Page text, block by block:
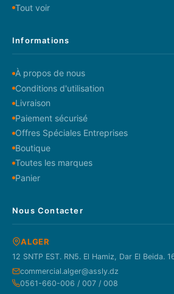
Tout voir
Informations
À propos de nous
Conditions d'utilisation
Livraison
Paiement sécurisé
Offres Spéciales Entreprises
Boutique
Toutes les marques
Panier
Nous Contacter
ALGER
12 SNTP EST. RN5. El Hamiz, Dar El Beida.
commercial.alger@assly.dz
0561-660-006 / 007 / 008